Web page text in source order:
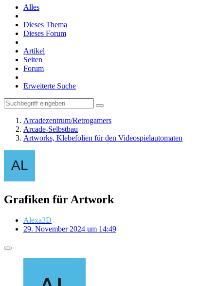
Alles
Dieses Thema
Dieses Forum
Artikel
Seiten
Forum
Erweiterte Suche
Arcadezentrum/Retrogamers
Arcade-Selbstbau
Artworks, Klebefolien für den Videospielautomaten
Grafiken für Artwork
Alexa3D
29. November 2024 um 14:49